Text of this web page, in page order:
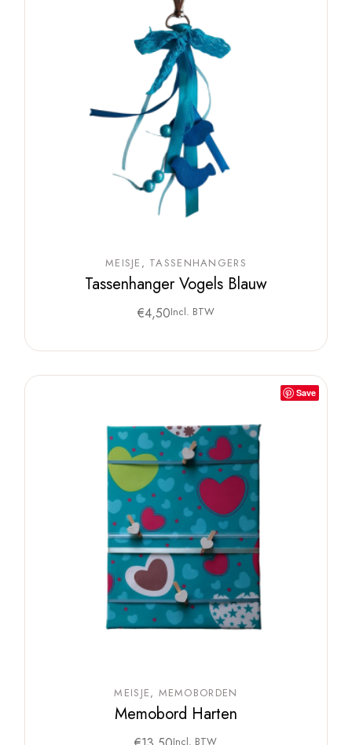
MEISJE TASSENHANGERS
Tassenhanger Vogels Blauw
€4,50Incl. BTW
Save
MEISJE MEMOBORDEN
Memobord Harten
Incl. BTW